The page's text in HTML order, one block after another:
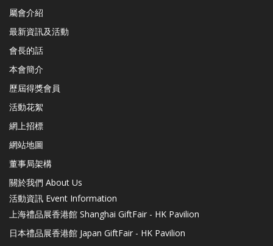
屬會介紹
最新資訊及活動
會長的話
本會簡介
歷屆得獎會員
活動花絮
網上招標
網站地圖
董事局架構
關於我們 About Us
活動資訊 Event Information
上海禮品展香港館 Shanghai GiftFair - HK Pavilion
日本禮品展香港館 Japan GiftFair - HK Pavilion